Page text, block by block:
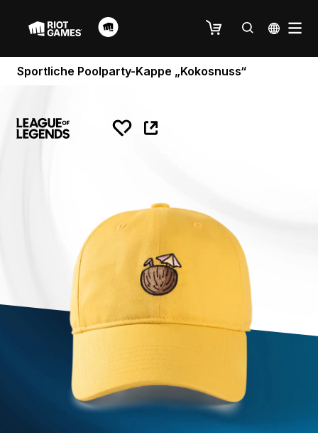
Sportliche Poolparty-Kappe „Kokosnuss“